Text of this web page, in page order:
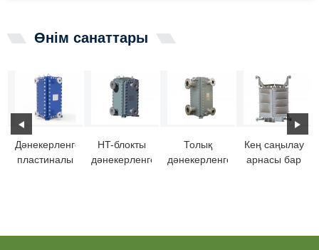
Өнім санаттары
Дәнекерленген
пластиналы
таңдау...
HT-блокты
дәнекерленген
Толық
дәнекерленген
Кең саңылау
арнасы бар